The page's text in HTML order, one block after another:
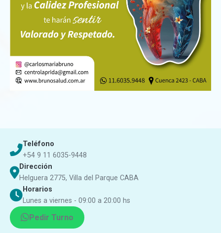
Teléfono
+54 9 11 6035-9448
Dirección
Helguera 2775, Villa del Parque CABA
Horarios
Lunes a viernes - 09:00 a 20:00 hs
Pedir Turno